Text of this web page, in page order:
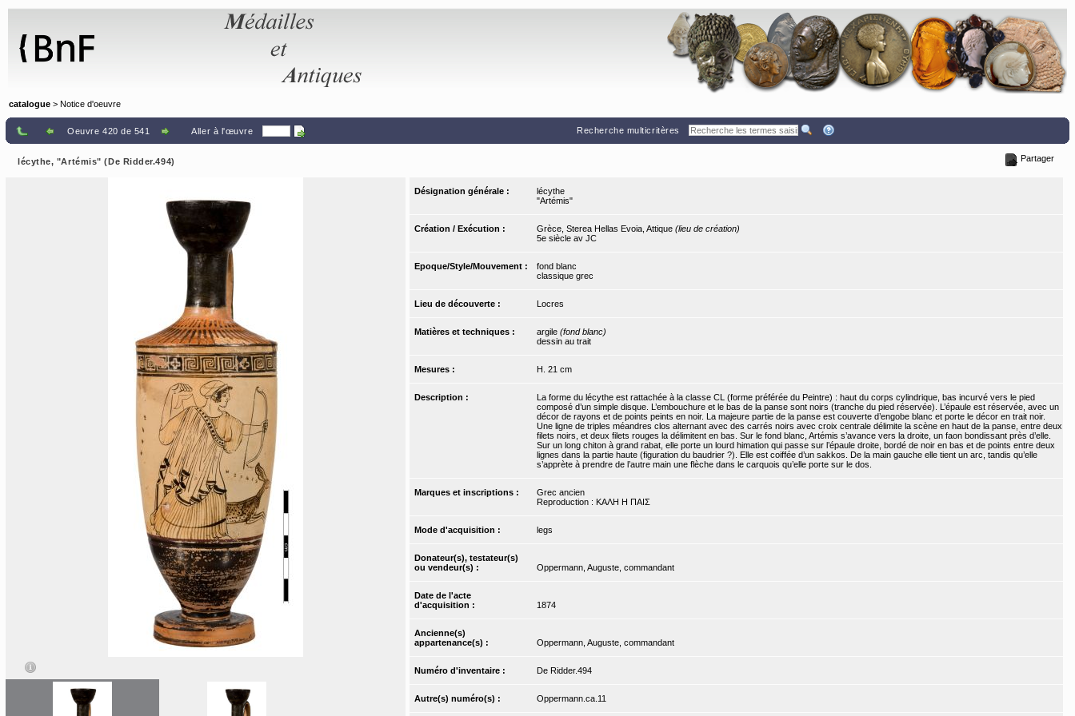
catalogue > Notice d'oeuvre
Oeuvre 420 de 541 Aller à l'œuvre Recherche multicritères
lécythe, "Artémis" (De Ridder.494) Partager
Désignation générale :
lécythe
"Artémis"
Création / Exécution : Grèce, Sterea Hellas Evoia, Attique (lieu de création)
5e siècle av JC
Epoque/Style/Mouvement :
fond blanc
classique grec
Lieu de découverte : Locres
Matières et techniques : argile (fond blanc)
dessin au trait
Mesures : H. 21 cm
Description :
La forme du lécythe est rattachée à la classe CL (forme préférée du Peintre) : haut du corps cylindrique, bas incurvé vers le pied
composé d’un simple disque. L’embouchure et le bas de la panse sont noirs (tranche du pied réservée). L’épaule est réservée, avec un
décor de rayons et de points peints en noir. La majeure partie de la panse est couverte d’engobe blanc et porte le décor en trait noir.
Une ligne de triples méandres clos alternant avec des carrés noirs avec croix centrale délimite la scène en haut de la panse, entre deux
filets noirs, et deux filets rouges la délimitent en bas. Sur le fond blanc, Artémis s’avance vers la droite, un faon bondissant près d’elle.
Sur un long chiton à grand rabat, elle porte un lourd himation qui passe sur l’épaule droite, bordé de noir en bas et de points entre deux
lignes dans la partie haute (figuration du baudrier ?). Elle est coiffée d’un sakkos. De la main gauche elle tient un arc, tandis qu’elle
s’apprète à prendre de l’autre main une flèche dans le carquois qu’elle porte sur le dos.
Marques et inscriptions :
Grec ancien
Reproduction : ΚΑΛΗ Η ΠΑΙΣ
Mode d'acquisition : legs
Donateur(s), testateur(s)
ou vendeur(s) :
Oppermann, Auguste, commandant
Date de l'acte
d'acquisition :
1874
Ancienne(s)
appartenance(s) :
Oppermann, Auguste, commandant
Numéro d'inventaire : De Ridder.494
Autre(s) numéro(s) : Oppermann.ca.11